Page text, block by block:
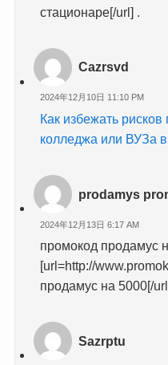
стационаре[/url] .
Cazrsvd
2024年12月10日 11:10 PM
Как избежать
колледжа или ВУЗа
prodamys
2024年12月13日 6:17 AM
промокод продамус
[url=http://
продамус на 5000[/
Sazrptu